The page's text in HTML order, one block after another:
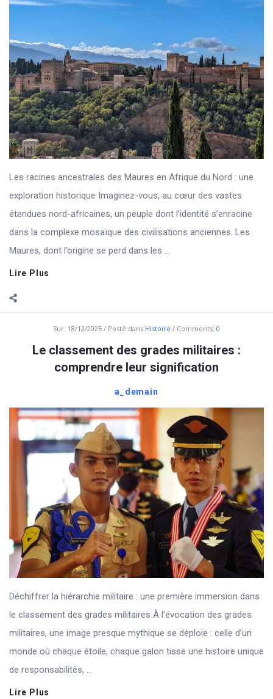
Les racines ancestrales des Maures en Afrique du Nord : une
exploration historique Imaginez-vous, au cœur des vastes
étendues nord-africaines, un peuple dont l’identité s’enracine
dans la complexe mosaïque des civilisations anciennes. Les
Maures, dont l’origine se perd dans les ...
Lire Plus
Sur: 18/12/2025 Posté dans Histoire Comments: 0
Le classement des grades militaires :
comprendre leur signification
a_demain
Déchiffrer la hiérarchie militaire : une première immersion dans
le classement des grades militaires À l’évocation des grades
militaires, une image presque mythique se déploie : celle d’un
monde où chaque étoile, chaque galon tisse une histoire unique
de responsabilités, ...
Lire Plus